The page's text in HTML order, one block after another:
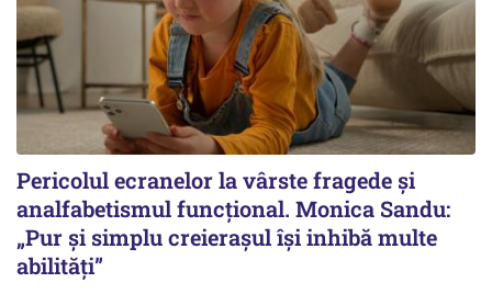
Pericolul ecranelor la vârste fragede și
analfabetismul funcțional. Monica Sandu:
„Pur și simplu creierașul își inhibă multe
abilități”